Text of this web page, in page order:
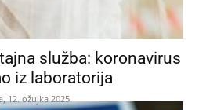
služba: koronavirus
iz laboratorija
12. ožujka 2025.